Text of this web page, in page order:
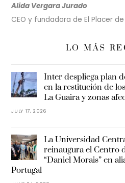
Alida Vergara Jurado
CEO y fundadora de El Placer
LO MÁS
Inter despliega plan
en la restitución de
La Guaira y zonas
JULY 17, 2026
La Universidad
reinaugura el Centro
“Daniel Morais” en
Portugal